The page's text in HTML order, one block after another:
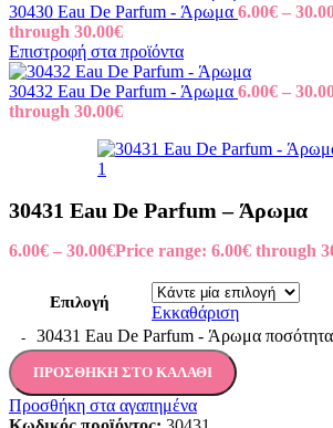
30430 Eau De Parfum - Άρωμα 6.00€ –
through 30.00€
Επιστροφή στα προϊόντα
30432 Eau De Parfum - Άρωμα 6.00€ –
through 30.00€
30431 Eau De Parfum – Άρωμα
6.00€ – 30.00€Price range: 6.00€ through
Επιλογή
Εκκαθάριση
30431 Eau De Parfum - Άρωμα ποσότητα
ΠΡΟΣΘΉΚΗ ΣΤΟ ΚΑΛΆΘΙ
Προσθήκη στα αγαπημένα